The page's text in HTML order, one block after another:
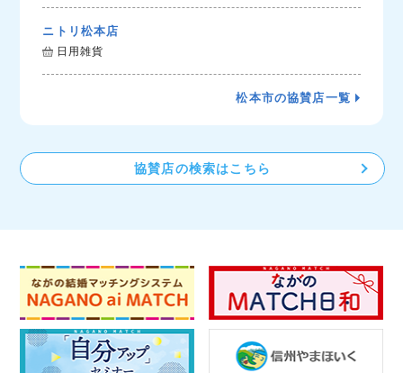
ニトリ松本店
日用雑貨
松本市の協賛店一覧
協賛店の検索はこちら